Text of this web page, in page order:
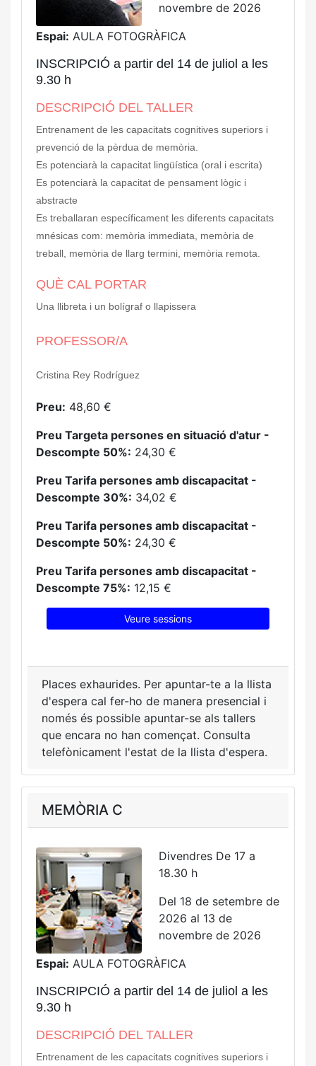
novembre de 2026
Espai: AULA FOTOGRÀFICA
INSCRIPCIÓ a partir del 14 de juliol a les
9.30 h
DESCRIPCIÓ DEL TALLER
Entrenament de les capacitats cognitives superiors i
prevenció de la pèrdua de memòria.
Es potenciarà la capacitat lingüística (oral i escrita)
Es potenciarà la capacitat de pensament lògic i
abstracte
Es treballaran específicament les diferents capacitats
mnésicas com: memòria immediata, memòria de
treball, memòria de llarg termini, memòria remota.
QUÈ CAL PORTAR
Una llibreta i un bolígraf o llapissera
PROFESSOR/A
Cristina Rey Rodríguez
Preu: 48,60 €
Preu Targeta persones en situació d'atur -
Descompte 50%: 24,30 €
Preu Tarifa persones amb discapacitat -
Descompte 30%: 34,02 €
Preu Tarifa persones amb discapacitat -
Descompte 50%: 24,30 €
Preu Tarifa persones amb discapacitat -
Descompte 75%: 12,15 €
Veure sessions
Places exhaurides. Per apuntar-te a la llista
d'espera cal fer-ho de manera presencial i
només és possible apuntar-se als tallers
que encara no han començat. Consulta
telefònicament l'estat de la llista d'espera.
MEMÒRIA C
Divendres De 17 a
18.30 h
Del 18 de setembre de
2026 al 13 de
novembre de 2026
Espai: AULA FOTOGRÀFICA
INSCRIPCIÓ a partir del 14 de juliol a les
9.30 h
DESCRIPCIÓ DEL TALLER
Entrenament de les capacitats cognitives superiors i